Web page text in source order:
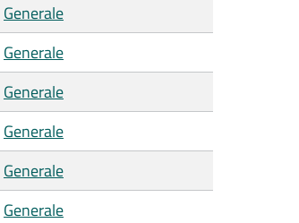
Generale
Generale
Generale
Generale
Generale
Generale